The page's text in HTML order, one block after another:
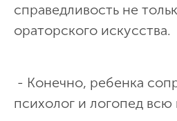
справедливость не
ораторского искусства.
- Конечно, ребенка
психолог и логопед